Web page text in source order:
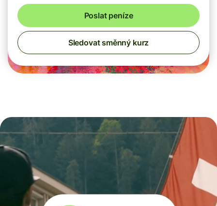
Poslat peníze
Sledovat směnný kurz